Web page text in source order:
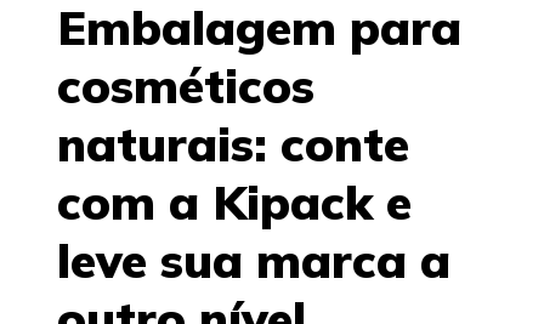
Embalagem para
cosméticos
naturais: conte
com a Kipack e
leve sua marca a